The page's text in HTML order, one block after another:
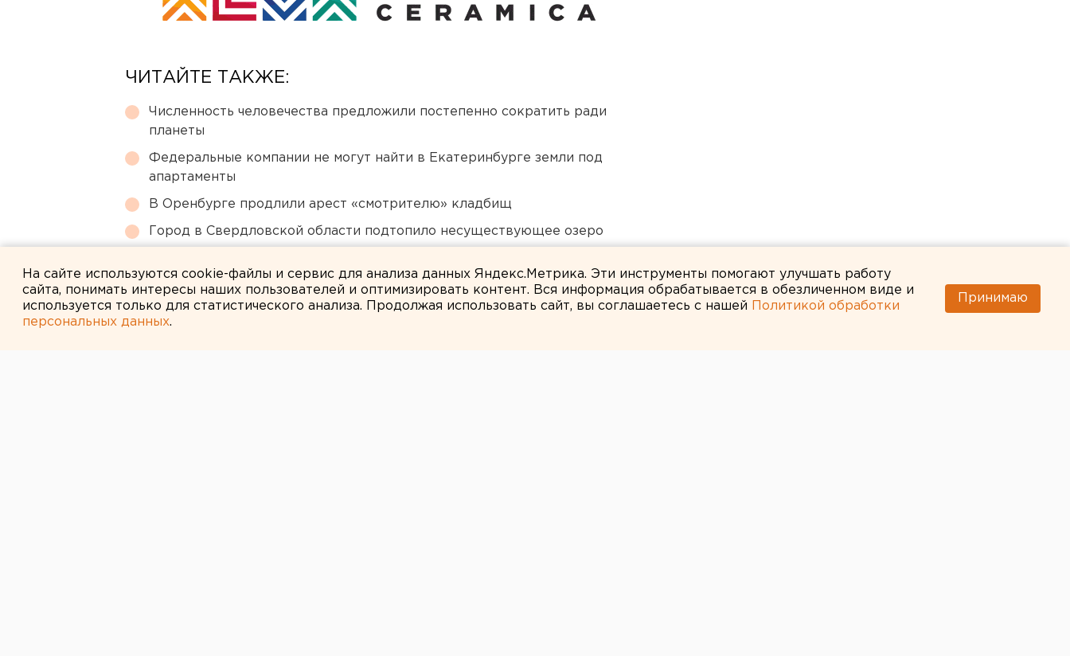
ЧИТАЙТЕ ТАКЖЕ:
Численность человечества предложили постепенно сократить ради
планеты
Федеральные компании не могут найти в Екатеринбурге земли под
апартаменты
В Оренбурге продлили арест «смотрителю» кладбищ
Город в Свердловской области подтопило несуществующее озеро
На сайте используются cookie-файлы и сервис для анализа данных Яндекс.Метрика. Эти инструменты помогают улучшать работу
сайта, понимать интересы наших пользователей и оптимизировать контент. Вся информация обрабатывается в обезличенном виде и
используется только для статистического анализа. Продолжая использовать сайт, вы соглашаетесь с нашей
Политикой обработки
персональных данных.
Принимаю